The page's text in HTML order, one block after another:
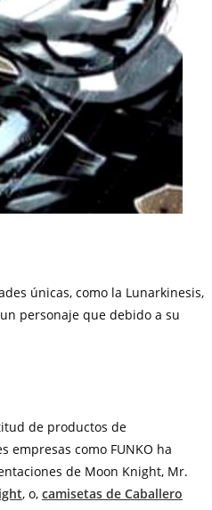
únicas, como la Lunarkinesis,
personaje que debido a su
de productos de
empresas como FUNKO ha
de Moon Knight, Mr.
, o, camisetas de Caballero